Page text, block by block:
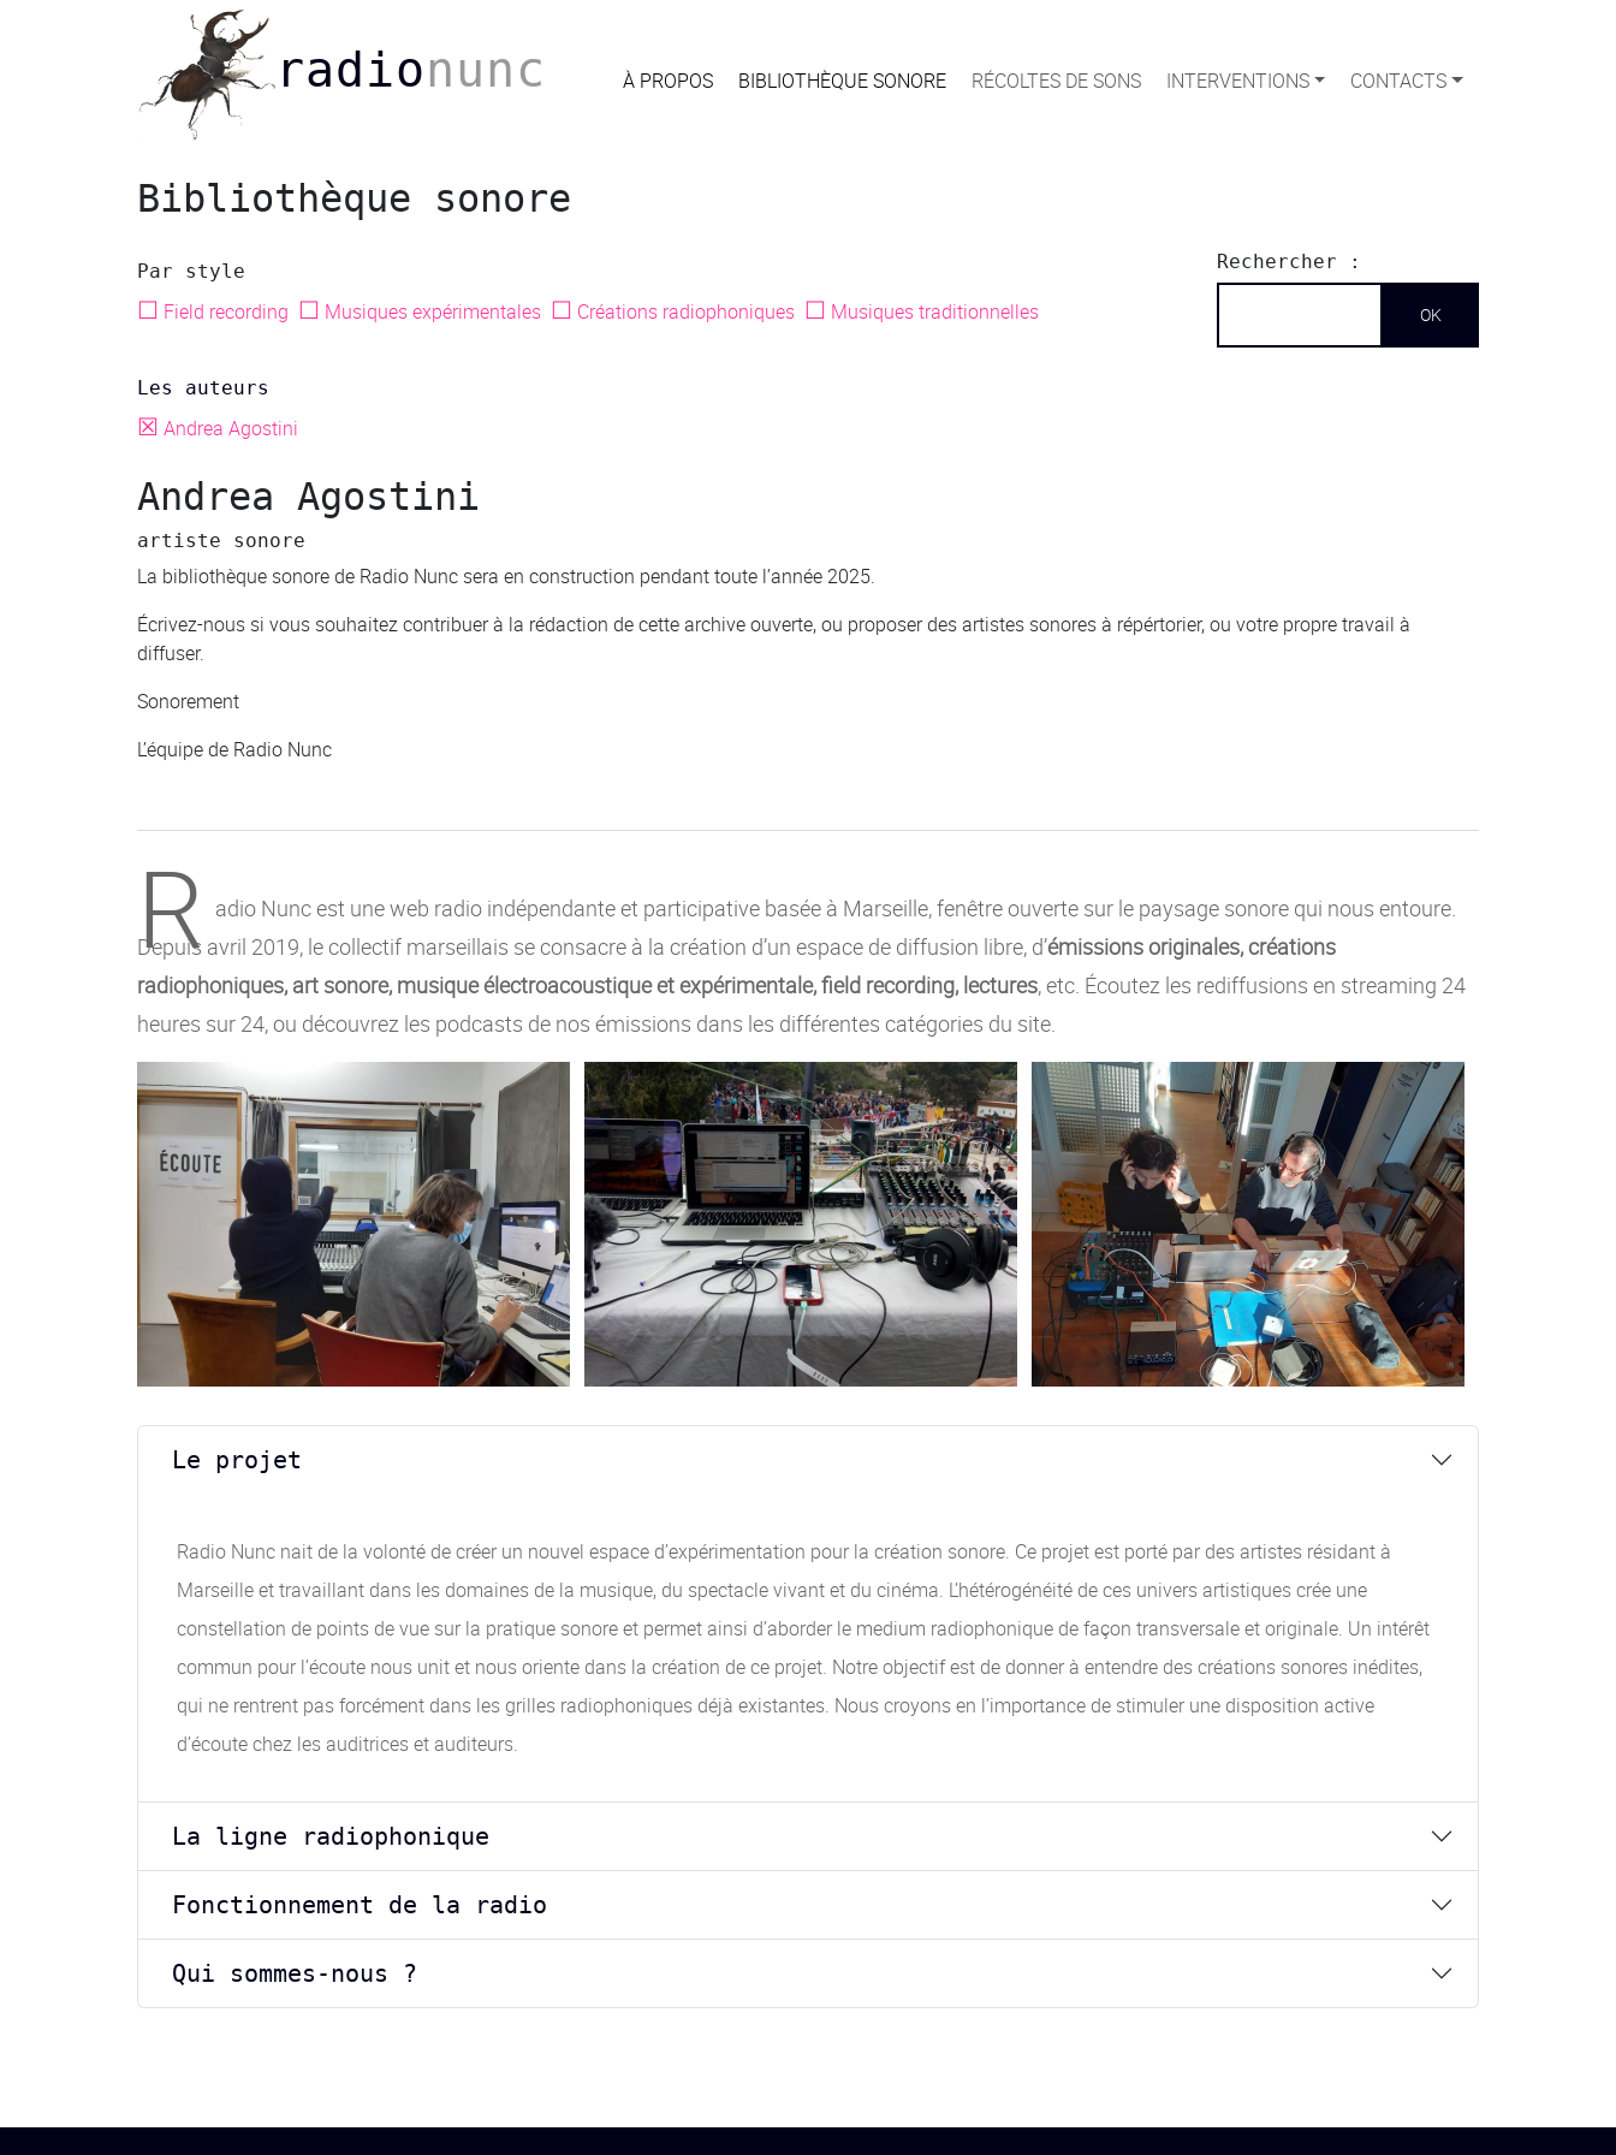
radionunc À PROPOS BIBLIOTHÈQUE SONORE RÉCOLTES DE SONS INTERVENTIONS CONTACTS
Bibliothèque sonore
Par style
☐ Field recording ☐ Musiques expérimentales ☐ Créations radiophoniques ☐ Musiques traditionnelles
Rechercher :
Les auteurs
☒ Andrea Agostini
Andrea Agostini
artiste sonore
La bibliothèque sonore de Radio Nunc sera en construction pendant toute l’année 2025.
Écrivez-nous si vous souhaitez contribuer à la rédaction de cette archive ouverte, ou proposer des artistes sonores à répértorier, ou votre propre travail à
diffuser.
Sonorement
L’équipe de Radio Nunc
R adio Nunc est une web radio indépendante et participative basée à Marseille, fenêtre ouverte sur le paysage sonore qui nous entoure.
Depuis avril 2019, le collectif marseillais se consacre à la création d’un espace de diffusion libre, d’émissions originales, créations
radiophoniques, art sonore, musique électroacoustique et expérimentale, field recording, lectures, etc. Écoutez les rediffusions en streaming 24
heures sur 24, ou découvrez les podcasts de nos émissions dans les différentes catégories du site.
Le projet
Radio Nunc nait de la volonté de créer un nouvel espace d’expérimentation pour la création sonore. Ce projet est porté par des artistes résidant à
Marseille et travaillant dans les domaines de la musique, du spectacle vivant et du cinéma. L’hétérogénéité de ces univers artistiques crée une
constellation de points de vue sur la pratique sonore et permet ainsi d’aborder le medium radiophonique de façon transversale et originale. Un intérêt
commun pour l’écoute nous unit et nous oriente dans la création de ce projet. Notre objectif est de donner à entendre des créations sonores inédites,
qui ne rentrent pas forcément dans les grilles radiophoniques déjà existantes. Nous croyons en l’importance de stimuler une disposition active
d’écoute chez les auditrices et auditeurs.
La ligne radiophonique
Fonctionnement de la radio
Qui sommes-nous ?